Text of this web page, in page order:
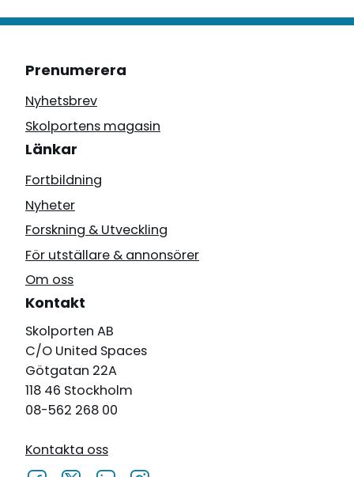
Prenumerera
Nyhetsbrev
Skolportens magasin
Länkar
Fortbildning
Nyheter
Forskning & Utveckling
För utställare & annonsörer
Om oss
Kontakt
Skolporten AB
C/O United Spaces
Götgatan 22A
118 46 Stockholm
08-562 268 00
Kontakta oss